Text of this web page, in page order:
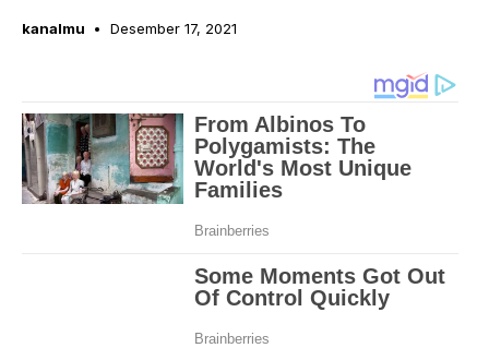
kanalmu Desember 17, 2021